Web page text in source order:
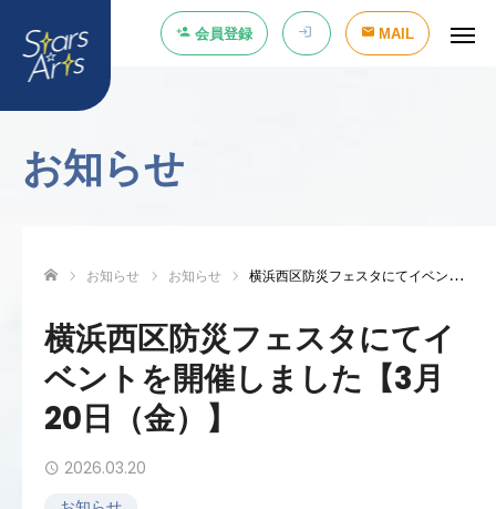
会員登録 MAIL
お知らせ
お知らせ お知らせ 横浜西区防災フェスタにてイベントを開
横浜西区防災フェスタにてイ
ベントを開催しました【3月
20日（金）】
2026.03.20